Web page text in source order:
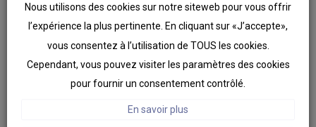
Contrôle du harnais de sécurité
Nous utilisons des cookies sur notre siteweb pour vous offrir
l’expérience la plus pertinente. En cliquant sur «J’accepte»,
vous consentez à l’utilisation de TOUS les cookies.
Cependant, vous pouvez visiter les paramètres des cookies
pour fournir un consentement contrôlé.
En savoir plus